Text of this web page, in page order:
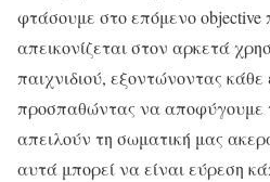
φτάσουμε στο επόμενο objective
απεικονίζεται στον αρκετά
παιχνιδιού, εξοντώνοντας κάθε
προσπαθώντας να αποφύγουμε
απειλούν τη σωματική μας
αυτά μπορεί να είναι εύρεση